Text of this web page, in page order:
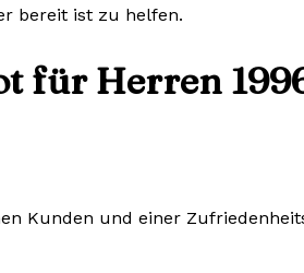
bereit ist zu helfen.
für Herren
Kunden und einer